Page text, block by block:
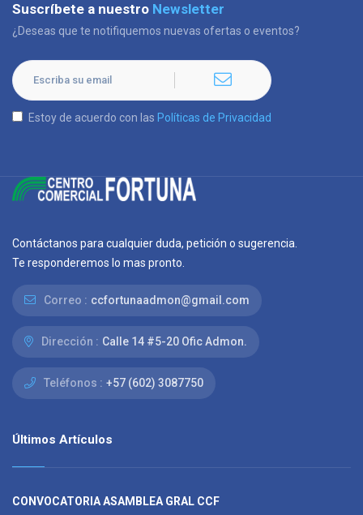
Suscríbete a nuestro Newsletter
¿Deseas que te notifiquemos nuevas ofertas o eventos?
Estoy de acuerdo con las Políticas de Privacidad
Contáctanos para cualquier duda, petición o sugerencia.
Te responderemos lo mas pronto.
Correo : ccfortunaadmon@gmail.com
Dirección : Calle 14 #5-20 Ofic Admon.
Teléfonos : +57 (602) 3087750
Últimos Artículos
CONVOCATORIA ASAMBLEA GRAL CCF